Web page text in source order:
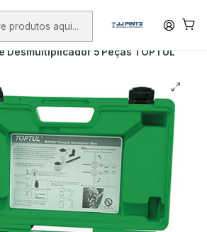
EM ENCOMENDAS +75€ (excepto ilhas)
FERRAMENTA MANUAL
Desmultiplicador 5 Peças TOPTUL